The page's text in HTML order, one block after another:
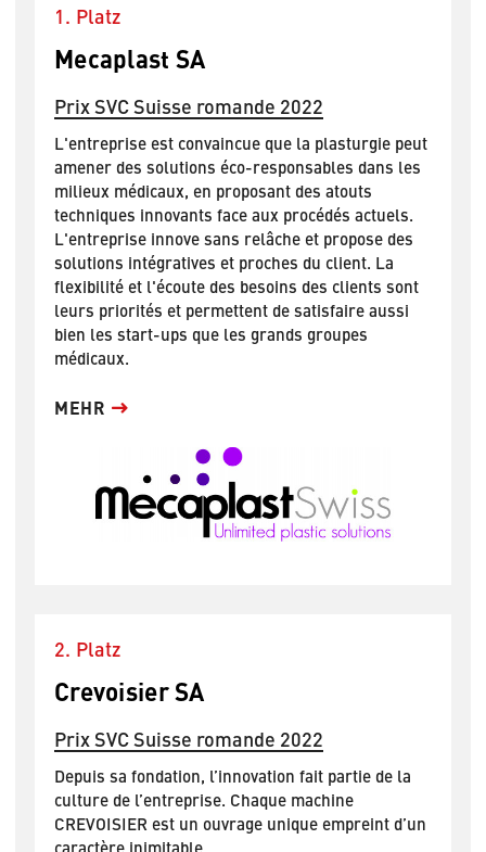
1. Platz
Mecaplast SA
Prix SVC Suisse romande 2022
L'entreprise est convaincue que la plasturgie peut
amener des solutions éco-responsables dans les
milieux médicaux, en proposant des atouts
techniques innovants face aux procédés actuels.
L'entreprise innove sans relâche et propose des
solutions intégratives et proches du client. La
flexibilité et l'écoute des besoins des clients sont
leurs priorités et permettent de satisfaire aussi
bien les start-ups que les grands groupes
médicaux.
MEHR
2. Platz
Crevoisier SA
Prix SVC Suisse romande 2022
Depuis sa fondation, l’innovation fait partie de la
culture de l’entreprise. Chaque machine
CREVOISIER est un ouvrage unique empreint d’un